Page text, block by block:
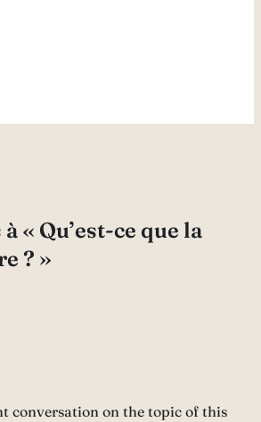
« Qu’est-ce que la
? »
conversation on the topic of this